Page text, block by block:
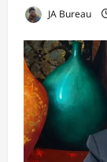
JA Bureau